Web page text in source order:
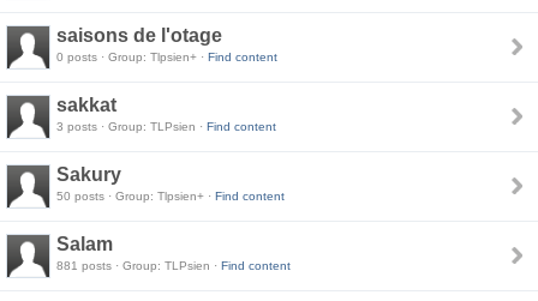
saisons de l'otage
0 posts · Group: Tlpsien+ · Find content
sakkat
3 posts · Group: TLPsien · Find content
Sakury
50 posts · Group: Tlpsien+ · Find content
Salam
881 posts · Group: TLPsien · Find content